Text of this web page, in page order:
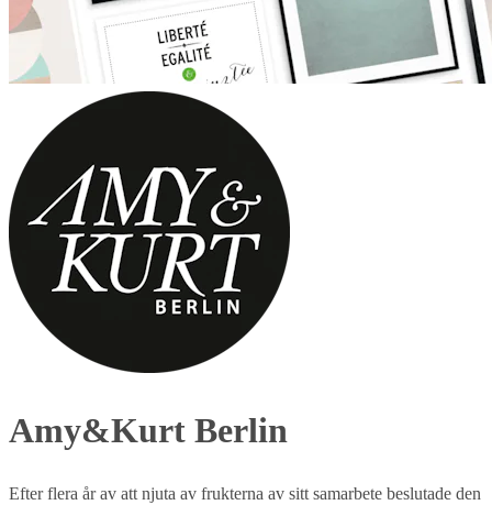
Amy&Kurt Berlin
Efter flera år av att njuta av frukterna av sitt samarbete beslutade den